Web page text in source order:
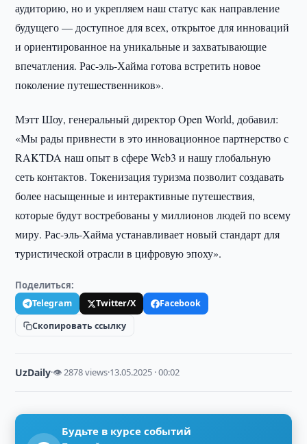
аудиторию, но и укрепляем наш статус как направление
будущего — доступное для всех, открытое для инноваций
и ориентированное на уникальные и захватывающие
впечатления. Рас-эль-Хайма готова встретить новое
поколение путешественников».
Мэтт Шоу, генеральный директор Open World, добавил:
«Мы рады привнести в это инновационное партнерство с
RAKTDA наш опыт в сфере Web3 и нашу глобальную
сеть контактов. Токенизация туризма позволит создавать
более насыщенные и интерактивные путешествия,
которые будут востребованы у миллионов людей по всему
миру. Рас-эль-Хайма устанавливает новый стандарт для
туристической отрасли в цифровую эпоху».
Поделиться:
Telegram Twitter/X
Facebook
Скопировать ссылку
UzDaily·👁 2878 views·13.05.2025 · 00:02
Будьте в курсе событий